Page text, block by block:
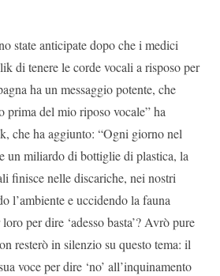
state anticipate dopo che i medici
di tenere le corde vocali a risposo per
ha un messaggio potente, che
prima del mio riposo vocale” ha
che ha aggiunto: “Ogni giorno nel
un miliardo di bottiglie di plastica, la
finisce nelle discariche, nei nostri
l’ambiente e uccidendo la fauna
per dire ‘adesso basta’? Avrò pure
resterò in silenzio su questo tema: il
voce per dire ‘no’ all’inquinamento